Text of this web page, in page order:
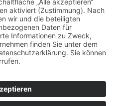
bezüglich des
und Ansichten.
werden und wir haben
dafür viel Energie und